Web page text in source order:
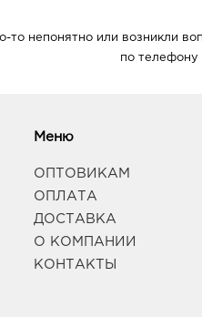
то непонятно или возникли
по телефону
Меню
ОПТОВИКАМ
ОПЛАТА
ДОСТАВКА
О КОМПАНИИ
КОНТАКТЫ